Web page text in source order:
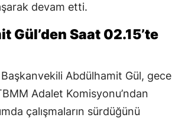
devam etti.
Gül’den Saat 02.15’te
Abdülhamit Gül, gece
Adalet Komisyonu’ndan
çalışmaların sürdüğünü